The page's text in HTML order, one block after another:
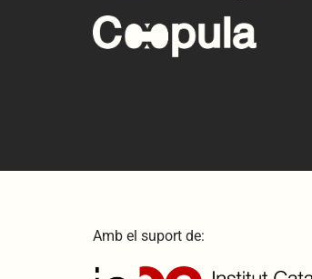
Amb el suport de: